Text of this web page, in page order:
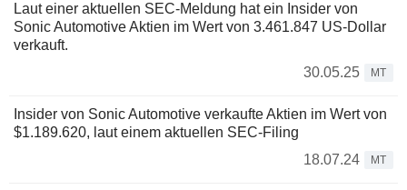
Laut einer aktuellen SEC-Meldung hat ein Insider von
Sonic Automotive Aktien im Wert von 3.461.847 US-Dollar
verkauft.
30.05.25
MT
Insider von Sonic Automotive verkaufte Aktien im Wert von
$1.189.620, laut einem aktuellen SEC-Filing
18.07.24
MT